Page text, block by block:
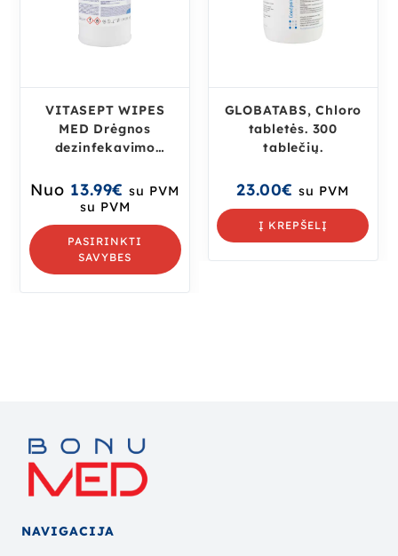
VITASEPT WIPES
MED Drėgnos
dezinfekavimo
alkoholiu
Nuo 13.99€ su PVM
su PVM
PASIRINKTI
SAVYBES
GLOBATABS, Chloro
tabletės. 300
tablečių.
23.00€ su PVM
Į KREPŠELĮ
NAVIGACIJA